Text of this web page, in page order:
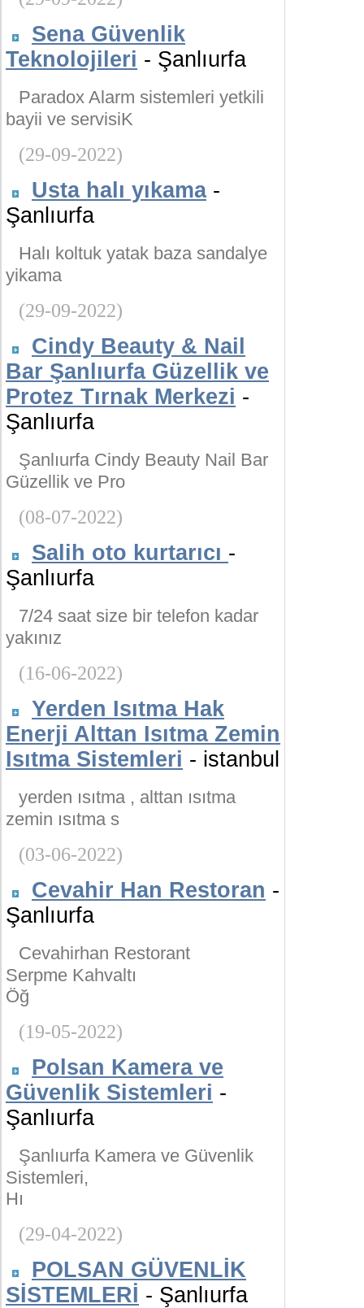
Sena Güvenlik
Teknolojileri - Şanlıurfa
Paradox Alarm sistemleri yetkili
bayii ve servisiK
(29-09-2022)
Usta halı yıkama-
Şanlıurfa
Halı koltuk yatak baza sandalye
yikama
(29-09-2022)
Cindy Beauty & Nail
Bar Şanlıurfa Güzellik ve
Protez Tırnak Merkezi -
Şanlıurfa
Şanlıurfa Cindy Beauty Nail Bar
Güzellik ve Pro
(08-07-2022)
Salih oto kurtarıcı -
Şanlıurfa
7/24 saat size bir telefon kadar
yakınız
(16-06-2022)
Yerden Isıtma Hak
Enerji Alttan Isıtma Zemin
Isıtma Sistemleri - istanbul
yerden ısıtma , alttan ısıtma
zemin ısıtma s
(03-06-2022)
Cevahir Han Restoran -
Şanlıurfa
Cevahirhan Restorant
Serpme Kahvaltı
Öğ
(19-05-2022)
Polsan Kamera ve
Güvenlik Sistemleri -
Şanlıurfa
Şanlıurfa Kamera ve Güvenlik
Sistemleri,
Hı
(29-04-2022)
POLSAN GÜVENLİK
SİSTEMLERİ - Şanlıurfa